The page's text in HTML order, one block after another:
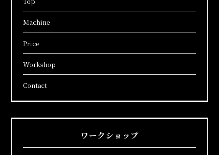
ンMachine
Price
Workshop
Contact
ワークショップ